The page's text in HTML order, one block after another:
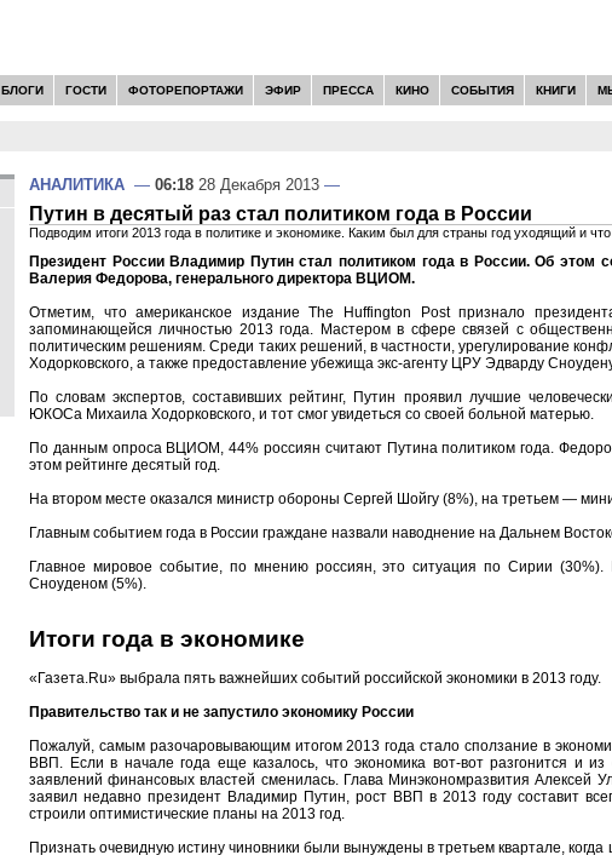
БЛОГИ ГОСТИ ФОТОРЕПОРТАЖИ ЭФИР ПРЕССА КИНО СОБЫТИЯ КНИГИ
АНАЛИТИКА — 06:18 28 Декабря 2013 —
Путин в десятый раз стал политиком года в России
Подводим итоги 2013 года в политике и экономике. Каким был для страны год уходящий и
Президент России Владимир Путин стал политиком года в России. Об этом
Валерия Федорова, генерального директора ВЦИОМ.
Отметим, что американское издание The Huffington Post признало
запоминающейся личностью 2013 года. Мастером в сфере связей с
политическим решениям. Среди таких решений, в частности, урегулирование
Ходорковского, а также предоставление убежища экс-агенту ЦРУ Эдварду
По словам экспертов, составивших рейтинг, Путин проявил лучшие
ЮКОСа Михаила Ходорковского, и тот смог увидеться со своей больной матерью.
По данным опроса ВЦИОМ, 44% россиян считают Путина политиком года.
этом рейтинге десятый год.
На втором месте оказался министр обороны Сергей Шойгу (8%), на третьем —
Главным событием года в России граждане назвали наводнение на Дальнем
Главное мировое событие, по мнению россиян, это ситуация по Сирии
Сноуденом (5%).
Итоги года в экономике
«Газета.Ru» выбрала пять важнейших событий российской экономики в 2013 году.
Правительство так и не запустило экономику России
Пожалуй, самым разочаровывающим итогом 2013 года стало сползание в
ВВП. Если в начале года еще казалось, что экономика вот-вот разгонится и
заявлений финансовых властей сменилась. Глава Минэкономразвития Алексей
заявил недавно президент Владимир Путин, рост ВВП в 2013 году составит
строили оптимистические планы на 2013 год.
Признать очевидную истину чиновники были вынуждены в третьем квартале,